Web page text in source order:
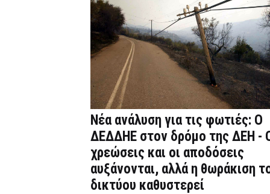
Νέα ανάλυση για τις φωτιές: Ο
ΔΕΔΔΗΕ στον δρόμο της ΔΕΗ -
χρεώσεις και οι αποδόσεις
αυξάνονται, αλλά η θωράκιση
δικτύου καθυστερεί